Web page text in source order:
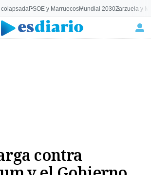
PSOE y MarruecosMundial 2030Zarzuela y
contra